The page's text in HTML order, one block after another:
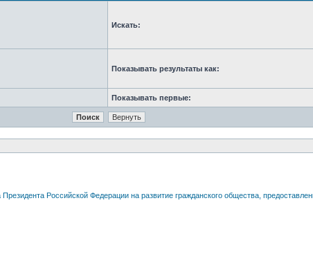
Искать:
Показывать результаты как:
Показывать первые: